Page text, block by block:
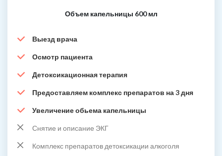
Объем капельницы 600 мл
Выезд врача
Осмотр пациента
Детоксикационная терапия
Предоставляем комплекс препаратов на 3 дня
Увеличение обьема капельницы
Снятие и описание ЭКГ
Комплекс препаратов детоксикации алкоголя